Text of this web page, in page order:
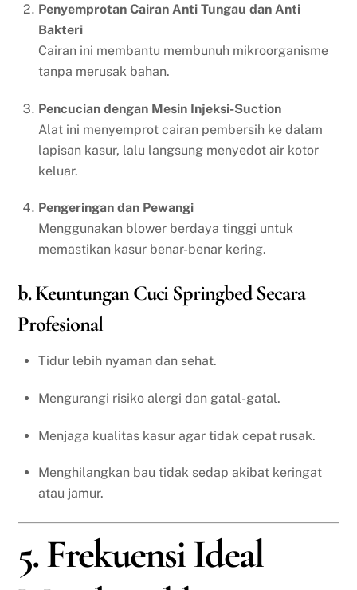
Penyemprotan Cairan Anti Tungau dan Anti
Bakteri
Cairan ini membantu membunuh mikroorganisme
tanpa merusak bahan.
Pencucian dengan Mesin Injeksi-Suction
Alat ini menyemprot cairan pembersih ke dalam
lapisan kasur, lalu langsung menyedot air kotor
keluar.
Pengeringan dan Pewangi
Menggunakan blower berdaya tinggi untuk
memastikan kasur benar-benar kering.
b. Keuntungan Cuci Springbed Secara
Profesional
Tidur lebih nyaman dan sehat.
Mengurangi risiko alergi dan gatal-gatal.
Menjaga kualitas kasur agar tidak cepat rusak.
Menghilangkan bau tidak sedap akibat keringat
atau jamur.
5. Frekuensi Ideal